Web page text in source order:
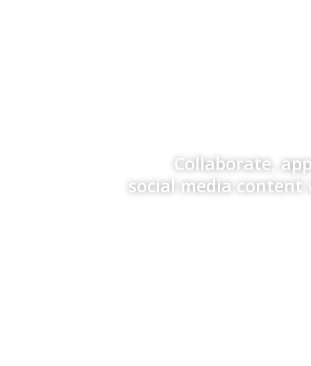
Collaborate,
social media